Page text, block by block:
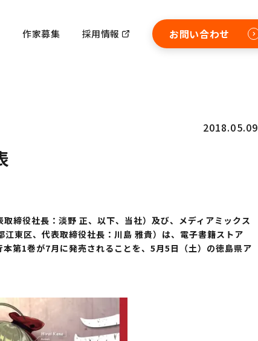
作家募集 採用情報 お問い合わせ
2018.05.09
締役社長：淡野 正、以下、当社）及び、メディアミックス
東区、代表取締役社長：川島 雅貴）は、電子書籍ストア
第1巻が7月に発売されることを、5月5日（土）の徳島県ア